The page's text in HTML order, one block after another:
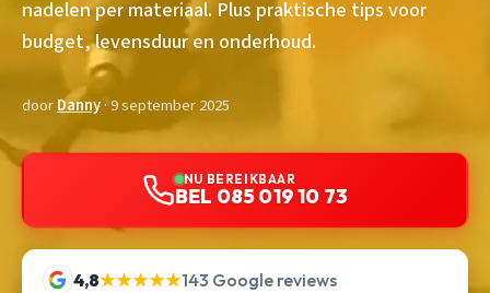
nadelen per materiaal. Plus praktische tips voor
budget, levensduur en onderhoud.
doorDanny· 9 september 2025
NU BEREIKBAAR
BEL 085 019 10 73
4,8★★★★★143 Google reviews